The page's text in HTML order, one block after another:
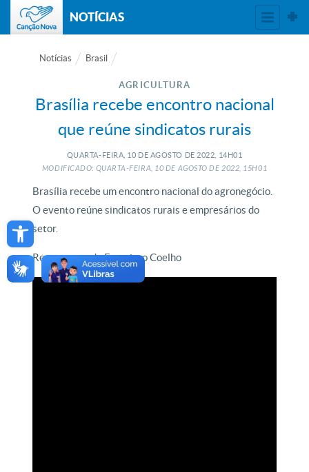
Open toolbar
NOTÍCIAS
Notícias Brasil
AGRICULTURA
Brasília recebe encontro nacional
que reúne sindicatos rurais
QUARTA-FEIRA, 10 DE AGOSTO DE 2022, 14H01
MODIFICADO: QUARTA-FEIRA, 10 DE AGOSTO DE2022, 15H01
Brasília recebe um encontro nacional do agronegócio.
O evento reúne sindicatos rurais e empresários do
setor.
Reportagem de Francisco Coelho